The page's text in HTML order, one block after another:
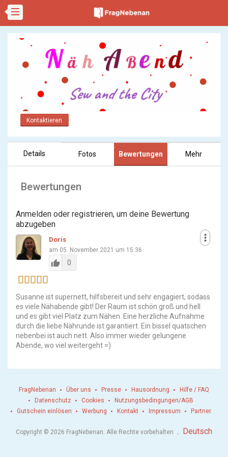
Kontaktieren
Details Fotos Bewertungen Mehr
Bewertungen
Anmelden oder registrieren, um deine Bewertung
abzugeben
more_vert
Doris
am 05. November 2021 um 15:36
thumb_up 0
Susanne ist supernett, hilfsbereit und sehr engagiert, sodass
es viele Nähabende gibt! Der Raum ist schön groß und hell
und es gibt viel Platz zum Nähen. Eine herzliche Aufnahme
durch die liebe Nährunde ist garantiert. Ein bissel quatschen
nebenbei ist auch nett. Also immer wieder gelungene
Abende, wo viel weitergeht =)
FragNebenan Über uns Presse Hausordnung
Hilfe / FAQ
Datenschutz
Cookies
Nutzungsbedingungen/AGB
Gutschein einlösen
Werbung Kontakt Impressum Partner
Copyright © 2026 FragNebenan. Alle Rechte vorbehalten . Deutsch